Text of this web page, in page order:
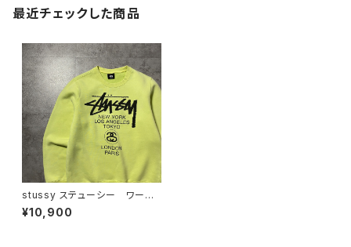
最近チェックした商品
stussy ステューシー ワール
ドツアー 両面プリント ネオ
ングリーン スウェット トレー
¥10,900